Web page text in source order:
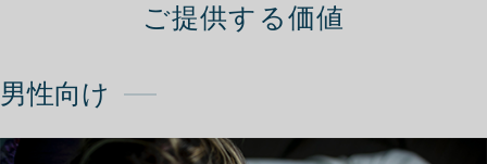
ご提供する価値
男性向け